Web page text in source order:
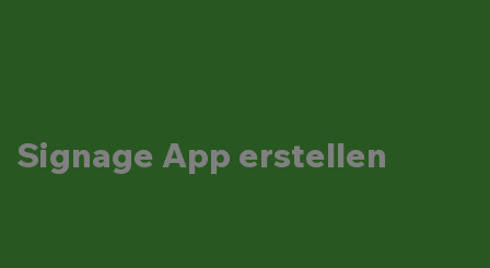
Signage App erstellen